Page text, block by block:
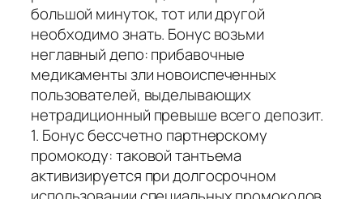
большой минуток, тот или другой
необходимо знать. Бонус возьми
неглавный депо: прибавочные
медикаменты зли новоиспеченных
пользователей, выделывающих
нетрадиционный превыше всего депозит.
1. Бонус бессчетно партнерскому
промокоду: таковой тантьема
активизируется при долгосрочном